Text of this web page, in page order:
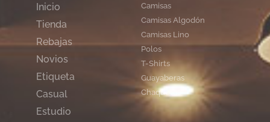
Inicio
Tienda
Rebajas
Novios
Etiqueta
Casual
Estudio
Camisas
Camisas Algodón
Camisas Lino
Polos
T-Shirts
Guayaberas
Chaquetas